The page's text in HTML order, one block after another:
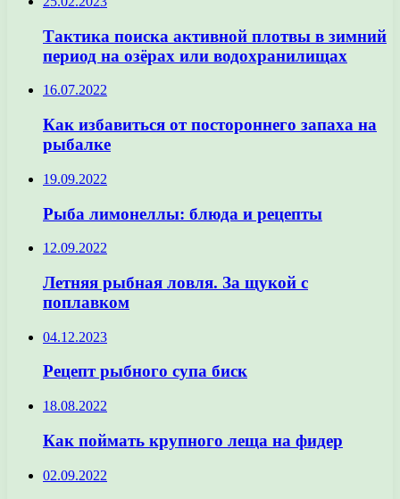
Тактика поиска активной плотвы в зимний
период на озёрах или водохранилищах
16.07.2022
Как избавиться от постороннего запаха на
рыбалке
19.09.2022
Рыба лимонеллы: блюда и рецепты
12.09.2022
Летняя рыбная ловля. За щукой с
поплавком
04.12.2023
Рецепт рыбного супа биск
18.08.2022
Как поймать крупного леща на фидер
02.09.2022